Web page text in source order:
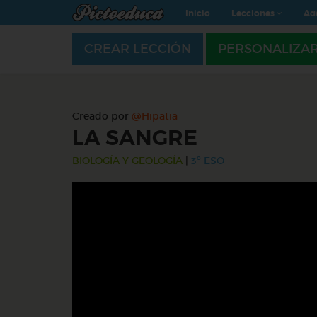
Inicio Lecciones
CREAR LECCIÓN
Creado por @Hipatia
LA SANGRE
BIOLOGÍA Y GEOLOGÍA 3º ESO